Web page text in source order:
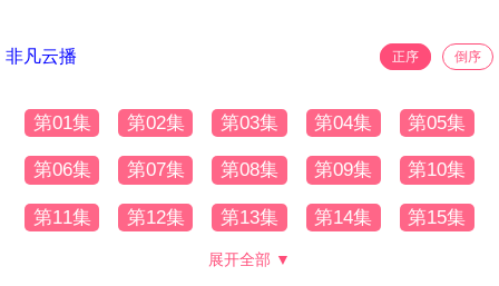
非凡云播 正序 倒序
第01集 第02集 第03集 第04集 第05集
第06集 第07集 第08集 第09集 第10集
第11集 第12集 第13集 第14集 第15集
展开全部 ▼